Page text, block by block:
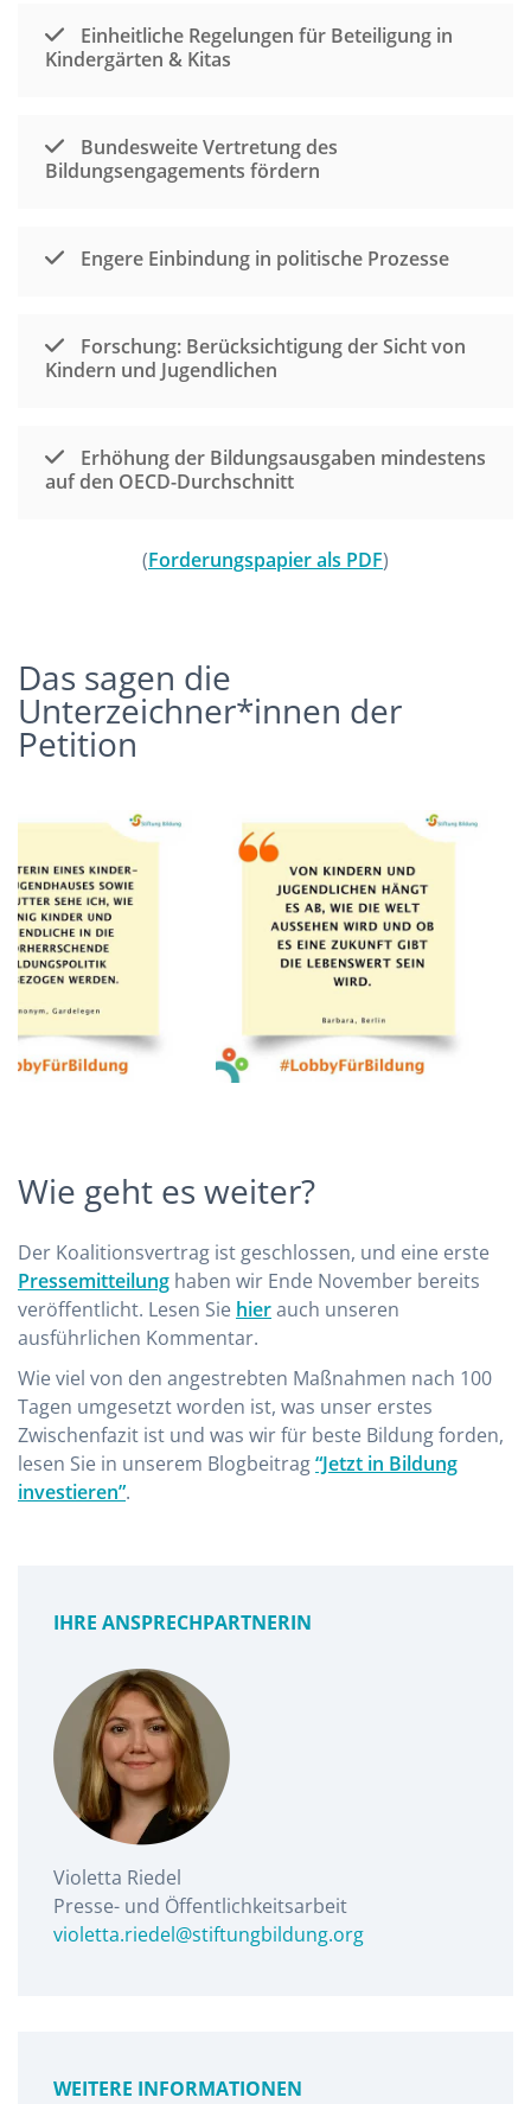
Einheitliche Regelungen für Beteiligung in
Kindergärten & Kitas
Bundesweite Vertretung des
Bildungsengagements fördern
Engere Einbindung in politische Prozesse
Forschung: Berücksichtigung der Sicht von
Kindern und Jugendlichen
Erhöhung der Bildungsausgaben mindestens
auf den OECD-Durchschnitt
(Forderungspapier als PDF)
Das sagen die
Unterzeichner*innen der
Petition
Wie geht es weiter?
Der Koalitionsvertrag ist geschlossen, und eine erste
Pressemitteilung haben wir Ende November bereits
veröffentlicht. Lesen Sie hierauch unseren
ausführlichen Kommentar.
Wie viel von den angestrebten Maßnahmen nach 100
Tagen umgesetzt worden ist, was unser erstes
Zwischenfazit ist und was wir für beste Bildung forden,
lesen Sie in unserem Blogbeitrag“Jetzt in Bildung
investieren”.
IHRE ANSPRECHPARTNERIN
Violetta Riedel
Presse- und Öffentlichkeitsarbeit
violetta.riedel@stiftungbildung.org
WEITERE INFORMATIONEN